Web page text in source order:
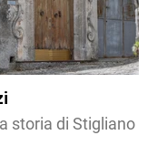
storia di Stigliano